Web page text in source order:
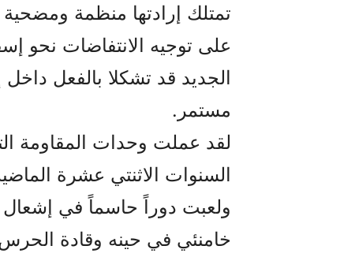
تمتلك إرادتها منظمة
على توجيه الانتفاضات نحو
الجديد قد تشكلا بالفعل
مستمر.
لقد عملت وحدات المقاومة
السنوات الاثنتي عشرة
ولعبت دوراً حاسماً في إشعال
خامنئي في حينه وقادة